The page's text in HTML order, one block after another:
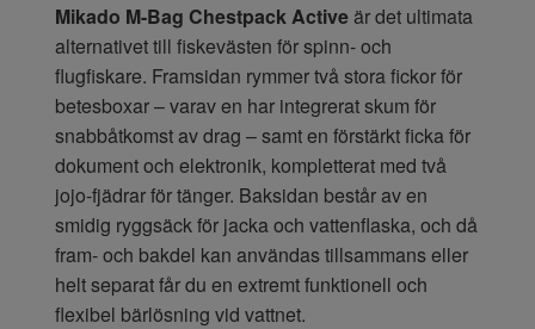
Mikado M-Bag Chestpack Activeär det ultimata
alternativet till fiskevästen för spinn- och
flugfiskare. Framsidan rymmer två stora fickor för
betesboxar – varav en har integrerat skum för
snabbåtkomst av drag – samt en förstärkt ficka för
dokument och elektronik, kompletterat med två
jojo-fjädrar för tänger. Baksidan består av en
smidig ryggsäck för jacka och vattenflaska, och då
fram- och bakdel kan användas tillsammans eller
helt separat får du en extremt funktionell och
flexibel bärlösning vid vattnet.